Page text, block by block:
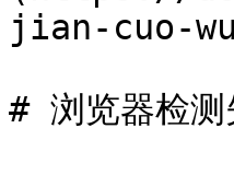
jian-cuo-
# 浏览器检测